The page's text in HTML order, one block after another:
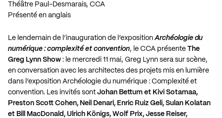
Théâtre Paul-Desmarais, CCA
Présenté en anglais
Le lendemain de l’inauguration de l’exposition Archéologie du
numérique : complexité et convention, le CCA présente The
Greg Lynn Show : le mercredi 11 mai, Greg Lynn sera sur scène,
en conversation avec les architectes des projets mis en lumière
dans l’exposition Archéologie du numérique : Complexité et
convention. Les invités sont Johan Bettum et Kivi Sotamaa,
Preston Scott Cohen, Neil Denari, Enric Ruiz Geli, Sulan Kolatan
et Bill MacDonald, Ulrich Königs, Wolf Prix, Jesse Reiser,